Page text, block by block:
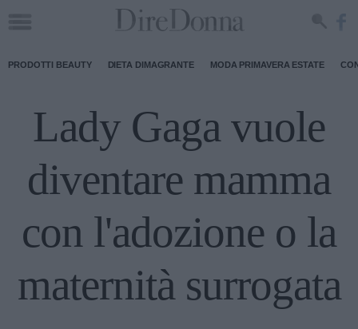
PRODOTTI BEAUTY DIETA DIMAGRANTE MODA PRIMAVERA ESTATE
Lady Gaga vuole
diventare mamma
con l'adozione o la
maternità surrogata